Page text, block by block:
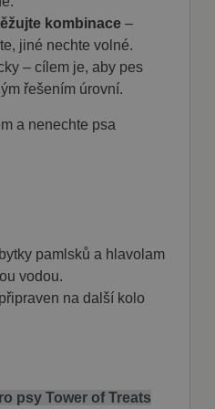
kombinace –
jiné nechte volné.
– cílem je, aby pes
řešením úrovní.
a nenechte psa
pamlsků a hlavolam
vodou.
na další kolo
psy Tower of Treats
služba
cookie
Zásady